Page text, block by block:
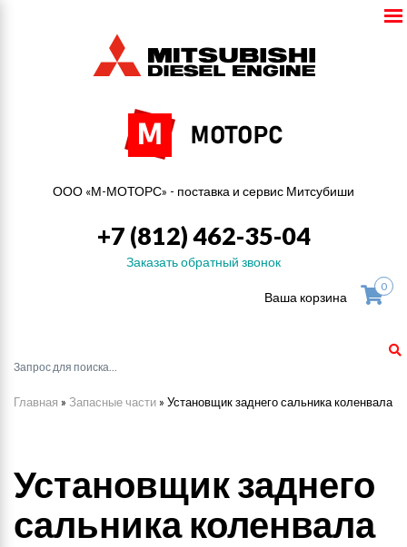
ООО «М-МОТОРС» - поставка и сервис Митсубиши
+7 (812) 462-35-04
Заказать обратный звонок
Ваша корзина
0
Главная » Запасные части » Установщик заднего сальника коленвала
Установщик заднего
сальника коленвала